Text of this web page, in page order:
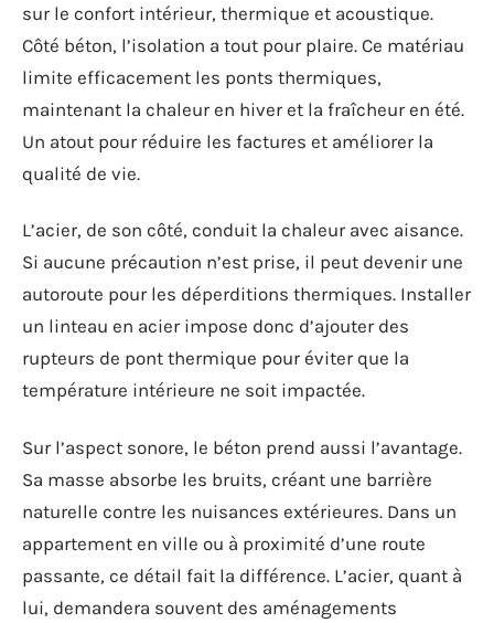
sur le confort intérieur, thermique et acoustique.
Côté béton, l’isolation a tout pour plaire. Ce matériau
limite efficacement les ponts thermiques,
maintenant la chaleur en hiver et la fraîcheur en été.
Un atout pour réduire les factures et améliorer la
qualité de vie.
L’acier, de son côté, conduit la chaleur avec aisance.
Si aucune précaution n’est prise, il peut devenir une
autoroute pour les déperditions thermiques. Installer
un linteau en acier impose donc d’ajouter des
rupteurs de pont thermique pour éviter que la
température intérieure ne soit impactée.
Sur l’aspect sonore, le béton prend aussi l’avantage.
Sa masse absorbe les bruits, créant une barrière
naturelle contre les nuisances extérieures. Dans un
appartement en ville ou à proximité d’une route
passante, ce détail fait la différence. L’acier, quant à
lui, demandera souvent des aménagements